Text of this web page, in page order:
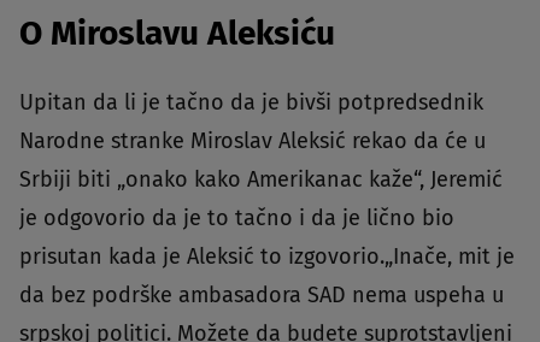
O Miroslavu Aleksiću
Upitan da li je tačno da je bivši potpredsednik
Narodne stranke Miroslav Aleksić rekao da će u
Srbiji biti „onako kako Amerikanac kaže“, Jeremić
je odgovorio da je to tačno i da je lično bio
prisutan kada je Aleksić to izgovorio.„Inače, mit je
da bez podrške ambasadora SAD nema uspeha u
srpskoj politici. Možete da budete suprotstavljeni